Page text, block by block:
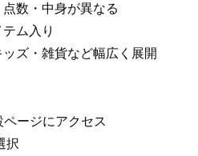
数・中身が異なる
ム入り
ズ・雑貨など幅広く展開
ージにアクセス
択